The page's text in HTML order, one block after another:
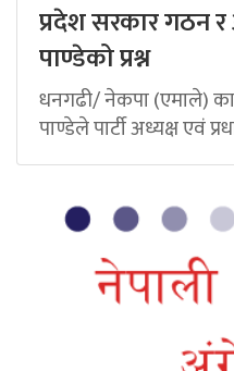
प्रदेश सरकार गठन
पाण्डेको प्रश्न
धनगढी/ नेकपा (एमाले) का
पाण्डेले पार्टी अध्यक्ष एवं